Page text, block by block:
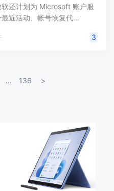
还计划为 Microsoft 账户服
近活动、帐号恢复代…
3
... 136 >